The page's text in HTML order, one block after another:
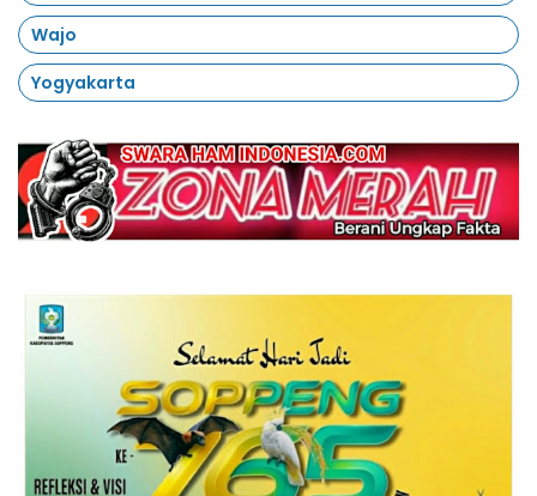
Wajo
Yogyakarta